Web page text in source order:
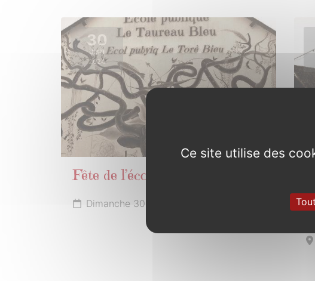
30
JUIN
2024
Fête de l’école publique
Dimanche 30 juin 2024
Ce site utilise des